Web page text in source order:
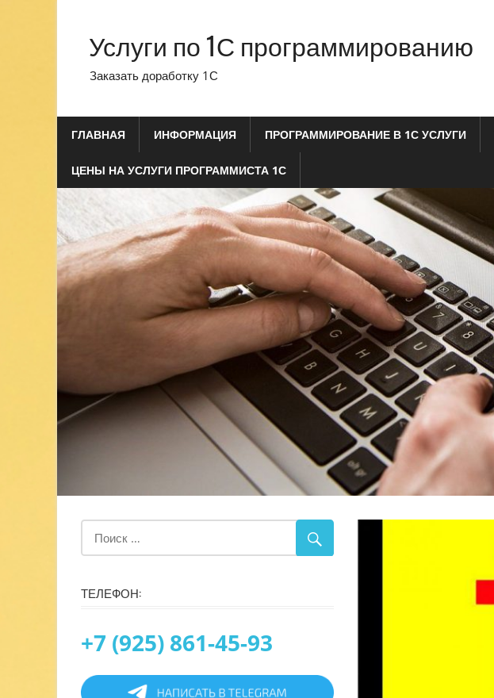
содержимому
Услуги по 1С программированию
Заказать доработку 1С
ГЛАВНАЯ ИНФОРМАЦИЯ ПРОГРАММИРОВАНИЕ В 1С УСЛУГИ
ЦЕНЫ НА УСЛУГИ ПРОГРАММИСТА 1С
ТЕЛЕФОН:
+7 (925) 861-45-93